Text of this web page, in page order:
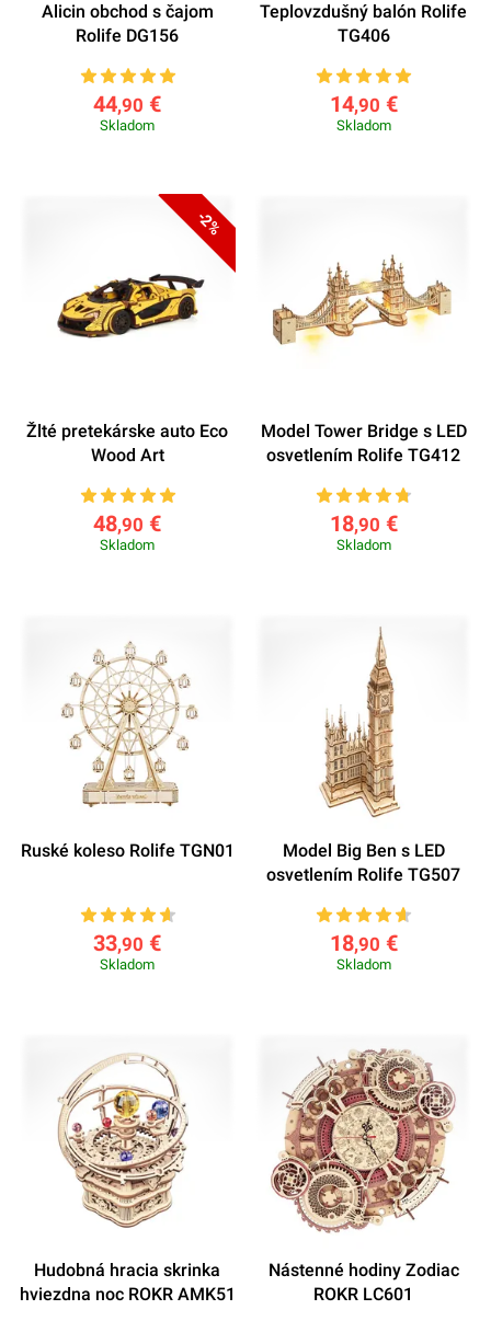
Alicin obchod s čajom
Rolife DG156
44,90 €
Skladom
Teplovzdušný balón Rolife
TG406
14,90 €
Skladom
-2%
Žlté pretekárske auto Eco
Wood Art
48,90 €
Skladom
Model Tower Bridge s LED
osvetlením Rolife TG412
18,90 €
Skladom
Ruské koleso Rolife TGN01
33,90 €
Skladom
Model Big Ben s LED
osvetlením Rolife TG507
18,90 €
Skladom
Hudobná hracia skrinka
hviezdna noc ROKR AMK51
Nástenné hodiny Zodiac
ROKR LC601